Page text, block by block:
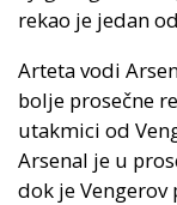
rekao je jedan
Arteta vodi
bolje prosečne
utakmici od
Arsenal je u
dok je Vengerov